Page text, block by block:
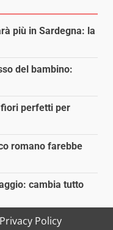
più in Sardegna: la
del bambino:
perfetti per
romano farebbe
cambia tutto
Privacy Policy